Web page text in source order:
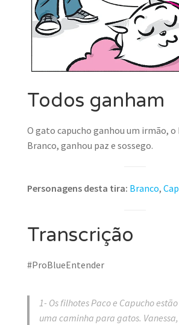
Todos ganham
O gato capucho ganhou um irmão, o
Branco, ganhou paz e sossego.
Personagens desta tira: Branco,
Transcrição
#ProBlueEntender
1- Os filhotes Paco e Capucho
uma caminha para gatos.